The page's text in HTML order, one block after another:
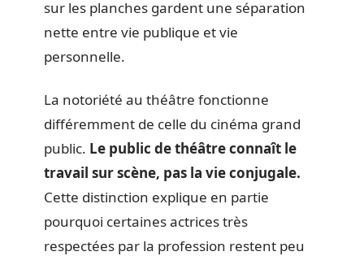
sur les planches gardent une séparation
nette entre vie publique et vie
personnelle.
La notoriété au théâtre fonctionne
différemment de celle du cinéma grand
public. Le public de théâtre connaît le
travail sur scène, pas la vie conjugale.
Cette distinction explique en partie
pourquoi certaines actrices très
respectées par la profession restent peu